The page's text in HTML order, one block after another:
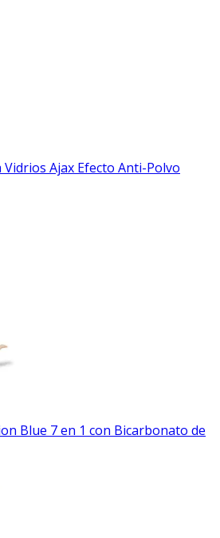
Ajax Efecto Anti-Polvo
Blue 7 en 1 con Bicarbonato de